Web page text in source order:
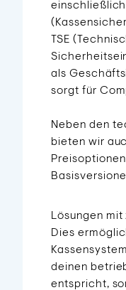
TSE
als
sorgt für
Neben den
bieten wir
Lösungen mit
Dies
deinen
entspricht,